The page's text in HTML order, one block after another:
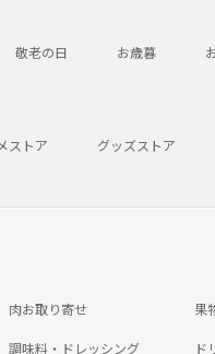
敬老の日 お歳暮
ストア グッズストア
肉お取り寄せ 果
調味料・ドレッシング ド